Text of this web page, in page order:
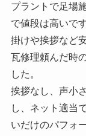
プラントで足場
で値段は高いで
掛けや挨拶など
瓦修理頼んだ時
した。
挨拶なし、声小
し、ネット適当
いだけのパフォ